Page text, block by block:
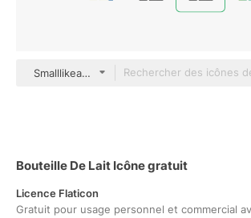
Smalllikeart Lineal
Bouteille De Lait Icône gratuit
Licence Flaticon
Gratuit pour usage personnel et commercial